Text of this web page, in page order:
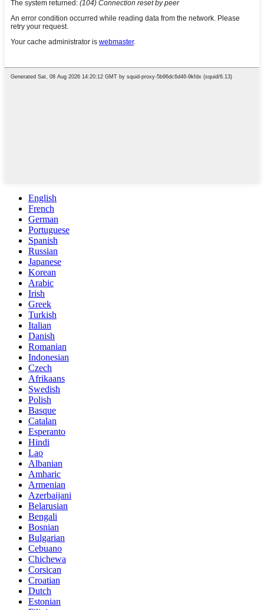
English
French
German
Portuguese
Spanish
Russian
Japanese
Korean
Arabic
Irish
Greek
Turkish
Italian
Danish
Romanian
Indonesian
Czech
Afrikaans
Swedish
Polish
Basque
Catalan
Esperanto
Hindi
Lao
Albanian
Amharic
Armenian
Azerbaijani
Belarusian
Bengali
Bosnian
Bulgarian
Cebuano
Chichewa
Corsican
Croatian
Dutch
Estonian